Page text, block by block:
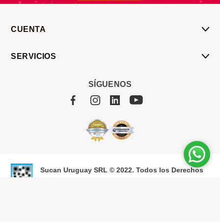
CUENTA
SERVICIOS
SÍGUENOS
Sucan Uruguay SRL © 2022. Todos los Derechos